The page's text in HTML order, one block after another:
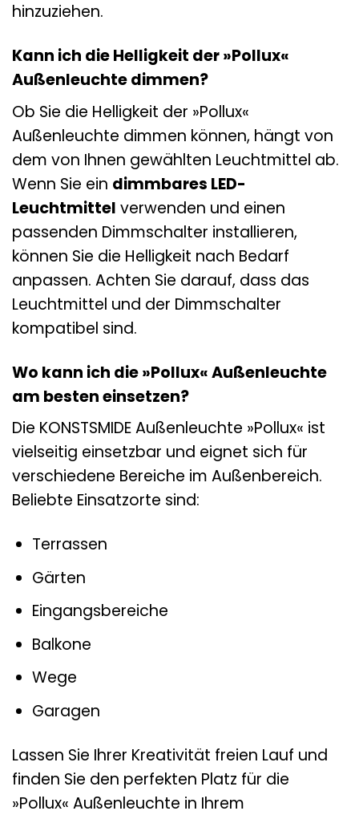
hinzuziehen.
Kann ich die Helligkeit der »Pollux«
Außenleuchte dimmen?
Ob Sie die Helligkeit der »Pollux«
Außenleuchte dimmen können, hängt von
dem von Ihnen gewählten Leuchtmittel ab.
Wenn Sie ein dimmbares LED-
Leuchtmittel verwenden und einen
passenden Dimmschalter installieren,
können Sie die Helligkeit nach Bedarf
anpassen. Achten Sie darauf, dass das
Leuchtmittel und der Dimmschalter
kompatibel sind.
Wo kann ich die »Pollux« Außenleuchte
am besten einsetzen?
Die KONSTSMIDE Außenleuchte »Pollux« ist
vielseitig einsetzbar und eignet sich für
verschiedene Bereiche im Außenbereich.
Beliebte Einsatzorte sind:
Terrassen
Gärten
Eingangsbereiche
Balkone
Wege
Garagen
Lassen Sie Ihrer Kreativität freien Lauf und
finden Sie den perfekten Platz für die
»Pollux« Außenleuchte in Ihrem